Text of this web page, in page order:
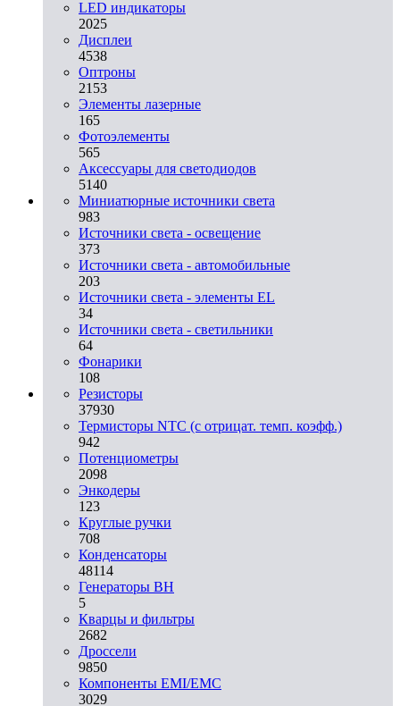
LED индикаторы
2025
Дисплеи
4538
Оптроны
2153
Элементы лазерные
165
Фотоэлементы
565
Аксессуары для светодиодов
5140
Миниатюрные источники света
983
Источники света - освещение
373
Источники света - автомобильные
203
Источники света - элементы EL
34
Источники света - светильники
64
Фонарики
108
Резисторы
37930
Термисторы NTC (с отрицат. темп. коэфф.)
942
Потенциометры
2098
Энкодеры
123
Круглые ручки
708
Конденсаторы
48114
Генераторы ВН
5
Кварцы и фильтры
2682
Дроссели
9850
Компоненты EMI/EMC
3029